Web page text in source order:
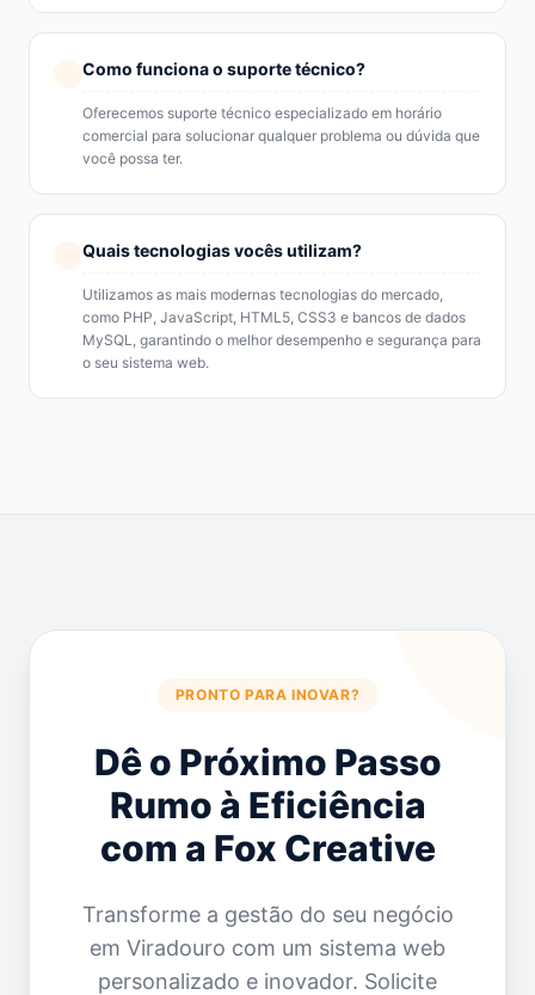
Como funciona o suporte técnico?
Oferecemos suporte técnico especializado em horário
comercial para solucionar qualquer problema ou dúvida que
você possa ter.
Quais tecnologias vocês utilizam?
Utilizamos as mais modernas tecnologias do mercado,
como PHP, JavaScript, HTML5, CSS3 e bancos de dados
MySQL, garantindo o melhor desempenho e segurança para
o seu sistema web.
PRONTO PARA INOVAR?
Dê o Próximo Passo
Rumo à Eficiência
com a Fox Creative
Transforme a gestão do seu negócio
em Viradouro com um sistema web
personalizado e inovador. Solicite